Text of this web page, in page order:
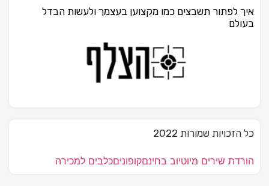
איך לפתור תשבצים כמו מקצוען בעצמך ולעשות הבדל
בעולם
כל הזכויות שמורות 2022
הורדת שירים מיוטיוב בחינםקופוניםכלבים למכירה